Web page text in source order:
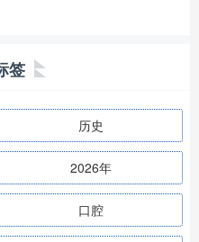
签
历史
2026年
口腔